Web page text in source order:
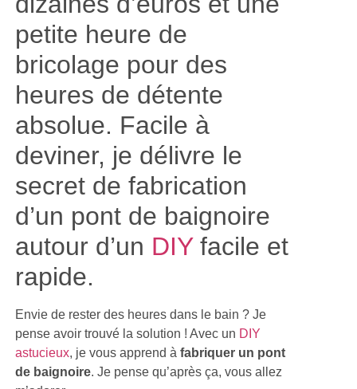
petite heure de
bricolage pour des
heures de détente
absolue. Facile à
deviner, je délivre le
secret de fabrication
d’un pont de baignoire
autour d’un DIYfacile et
rapide.
Envie de rester des heures dans le bain ? Je
pense avoir trouvé la solution ! Avec un DIY
astucieux, je vous apprend àfabriquer un pont
de baignoire. Je pense qu’après ça, vous allez